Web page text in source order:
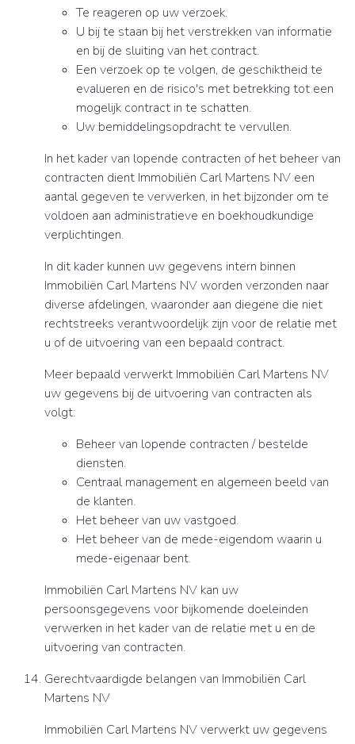
Te reageren op uw verzoek.
U bij te staan bij het verstrekken van informatie
en bij de sluiting van het contract.
Een verzoek op te volgen, de geschiktheid te
evalueren en de risico's met betrekking tot een
mogelijk contract in te schatten.
Uw bemiddelingsopdracht te vervullen.
In het kader van lopende contracten of het beheer van
contracten dient Immobiliën Carl Martens NV een
aantal gegeven te verwerken, in het bijzonder om te
voldoen aan administratieve en boekhoudkundige
verplichtingen.
In dit kader kunnen uw gegevens intern binnen
Immobiliën Carl Martens NV worden verzonden naar
diverse afdelingen, waaronder aan diegene die niet
rechtstreeks verantwoordelijk zijn voor de relatie met
u of de uitvoering van een bepaald contract.
Meer bepaald verwerkt Immobiliën Carl Martens NV
uw gegevens bij de uitvoering van contracten als
volgt:
Beheer van lopende contracten / bestelde
diensten.
Centraal management en algemeen beeld van
de klanten.
Het beheer van uw vastgoed.
Het beheer van de mede-eigendom waarin u
mede-eigenaar bent.
Immobiliën Carl Martens NV kan uw
persoonsgegevens voor bijkomende doeleinden
verwerken in het kader van de relatie met u en de
uitvoering van contracten.
Gerechtvaardigde belangen van Immobiliën Carl
Martens NV
Immobiliën Carl Martens NV verwerkt uw gegevens